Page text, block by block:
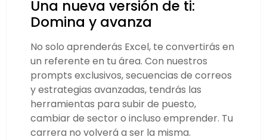
Una nueva versión de ti:
Domina y avanza
No solo aprenderás Excel, te convertirás en
un referente en tu área. Con nuestros
prompts exclusivos, secuencias de correos
y estrategias avanzadas, tendrás las
herramientas para subir de puesto,
cambiar de sector o incluso emprender. Tu
carrera no volverá a ser la misma.